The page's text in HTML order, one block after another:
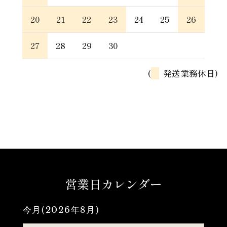
20 21 22 23 24 25 26
27 28 29 30
( 発送業務休日)
営業日カレンダー
今月(2026年8月)